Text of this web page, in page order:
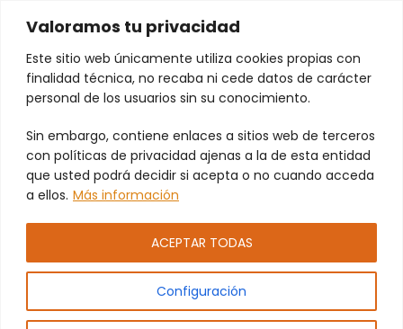
Valoramos tu privacidad
Este sitio web únicamente utiliza cookies propias con
finalidad técnica, no recaba ni cede datos de carácter
personal de los usuarios sin su conocimiento.
Sin embargo, contiene enlaces a sitios web de terceros
con políticas de privacidad ajenas a la de esta entidad
que usted podrá decidir si acepta o no cuando acceda
a ellos. Más información
Configuración
ACEPTAR TODAS
Cerraduras Electrónicas para
Puertas Automáticas en La
Eliana: Seguridad Avanzada al
Alcance de Todos